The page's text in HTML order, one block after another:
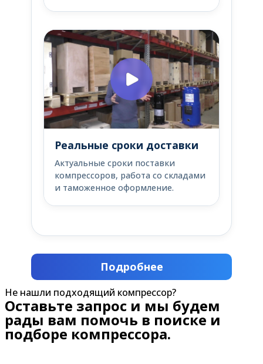
Реальные сроки доставки
Актуальные сроки поставки
компрессоров, работа со складами
и таможенное оформление.
Подробнее
Не нашли подходящий компрессор?
Оставьте запрос и мы будем
рады вам помочь в поиске и
подборе компрессора.